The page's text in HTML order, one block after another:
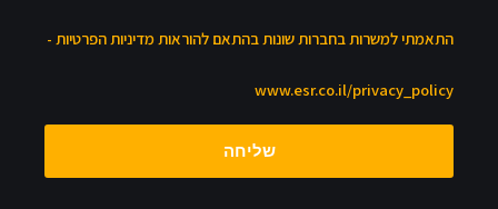
התאמתי למשרות בחברות שונות בהתאם להוראות מדיניות הפרטיות -
www.esr.co.il/privacy_policy
שליחה